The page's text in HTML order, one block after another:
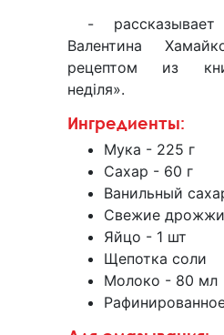
-
Валентина
рецептом из
неділя».
Ингредиенты:
Мука - 225 г
Сахар - 60 г
Ванильный
Свежие
Яйцо - 1 шт
Щепотка соли
Молоко - 80 мл